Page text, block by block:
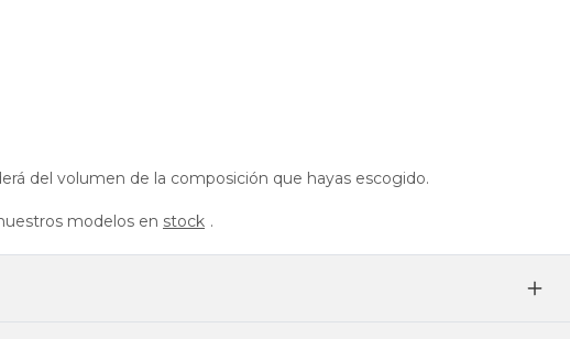
del volumen de la composición que hayas escogido.
modelos en stock .